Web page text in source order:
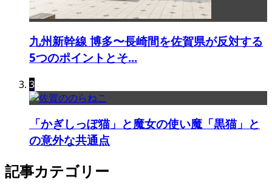
九州新幹線 博多〜長崎間を佐賀県が反対する
5つのポイントとそ...
3
「かぎしっぽ猫」と魔女の使い魔「黒猫」と
の意外な共通点
記事カテゴリー